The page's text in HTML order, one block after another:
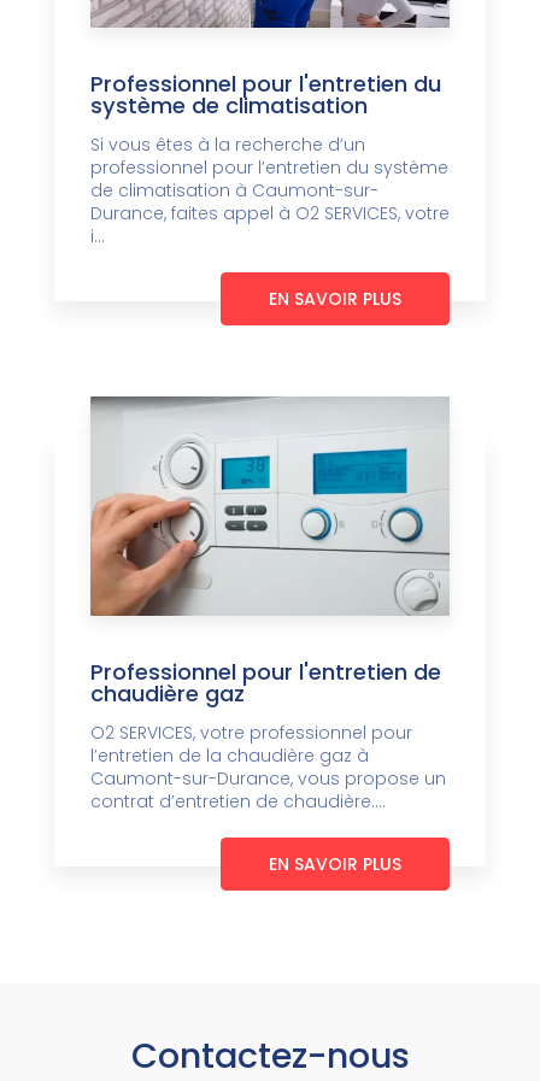
Professionnel pour l'entretien du
système de climatisation
Si vous êtes à la recherche d’un
professionnel pour l’entretien du système
de climatisation à Caumont-sur-
Durance, faites appel à O2 SERVICES, votre
i...
EN SAVOIR PLUS
Professionnel pour l'entretien de
chaudière gaz
O2 SERVICES, votre professionnel pour
l’entretien de la chaudière gaz à
Caumont-sur-Durance, vous propose un
contrat d’entretien de chaudière....
EN SAVOIR PLUS
Contactez-nous